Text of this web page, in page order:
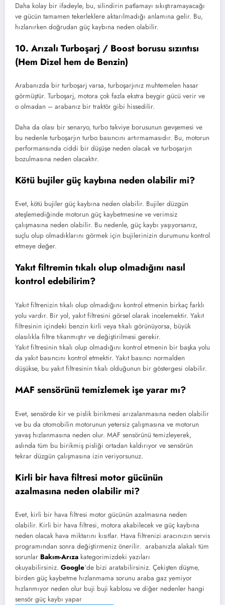
Daha kolay bir ifadeyle, bu, silindirin patlamayı sıkıştıramayacağı
ve gücün tamamen tekerleklere aktarılmadığı anlamına gelir. Bu,
hızlanırken doğrudan güç kaybına neden olabilir.
10. Arızalı Turboşarj / Boost borusu sızıntısı
(Hem Dizel hem de Benzin)
Arabanızda bir turboşarj varsa, turboşarjınız muhtemelen hasar
görmüştür. Turboşarj, motora çok fazla ekstra beygir gücü verir ve
o olmadan – arabanız bir traktör gibi hissedilir.
Daha da olası bir senaryo, turbo takviye borusunun gevşemesi ve
bu nedenle turboşarjın turbo basıncını artırmamasıdır. Bu, motorun
performansında ciddi bir düşüşe neden olacak ve turboşarjın
bozulmasına neden olacaktır.
Kötü bujiler güç kaybına neden olabilir mi?
Evet, kötü bujiler güç kaybına neden olabilir. Bujiler düzgün
ateşlemediğinde motorun güç kaybetmesine ve verimsiz
çalışmasına neden olabilir. Bu nedenle, güç kaybı yaşıyorsanız,
suçlu olup olmadıklarını görmek için bujilerinizin durumunu kontrol
etmeye değer.
Yakıt filtremin tıkalı olup olmadığını nasıl
kontrol edebilirim?
Yakıt filtrenizin tıkalı olup olmadığını kontrol etmenin birkaç farklı
yolu vardır. Bir yol, yakıt filtresini görsel olarak incelemektir. Yakıt
filtresinin içindeki benzin kirli veya tıkalı görünüyorsa, büyük
olasılıkla filtre tıkanmıştır ve değiştirilmesi gerekir.
Yakıt filtresinin tıkalı olup olmadığını kontrol etmenin bir başka yolu
da yakıt basıncını kontrol etmektir. Yakıt basıncı normalden
düşükse, bu yakıt filtresinin tıkalı olduğunun bir göstergesi olabilir.
MAF sensörünü temizlemek işe yarar mı?
Evet, sensörde kir ve pislik birikmesi arızalanmasına neden olabilir
ve bu da otomobilin motorunun yetersiz çalışmasına ve motorun
yavaş hızlanmasına neden olur. MAF sensörünü temizleyerek,
aslında tüm bu birikmiş pisliği ortadan kaldırıyor ve sensörün
tekrar düzgün çalışmasına izin veriyorsunuz.
Kirli bir hava filtresi motor gücünün
azalmasına neden olabilir mi?
Evet, kirli bir hava filtresi motor gücünün azalmasına neden
olabilir. Kirli bir hava filtresi, motora akabilecek ve güç kaybına
neden olacak hava miktarını kısıtlar. Hava filtrenizi aracınızın servis
programından sonra değiştirmeniz önerilir. arabanızla alakalı tüm
sorunlar Bakım-Arıza kategorimizdeki yazıları
okuyabilirsiniz. Google‘de bizi aratabilirsiniz. Çekişten düşme,
birden güç kaybetme hızlanmama sorunu araba gaz yemiyor
hızlanmıyor neden olur buji buji kablosu ve diğer nedenler hangi
sensör güç kaybı yapar